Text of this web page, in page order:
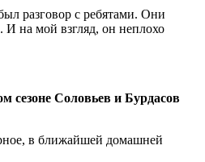
разговор с ребятами. Они
на мой взгляд, он неплохо
сезоне Соловьев и Бурдасов
в ближайшей домашней